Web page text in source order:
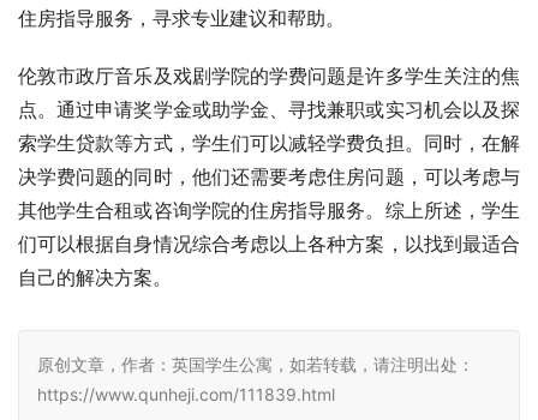
住房指导服务，寻求专业建议和帮助。
伦敦市政厅音乐及戏剧学院的学费问题是许多学生关注的焦
点。通过申请奖学金或助学金、寻找兼职或实习机会以及探
索学生贷款等方式，学生们可以减轻学费负担。同时，在解
决学费问题的同时，他们还需要考虑住房问题，可以考虑与
其他学生合租或咨询学院的住房指导服务。综上所述，学生
们可以根据自身情况综合考虑以上各种方案，以找到最适合
自己的解决方案。
原创文章，作者：英国学生公寓，如若转载，请注明出处：
https://www.qunheji.com/111839.html